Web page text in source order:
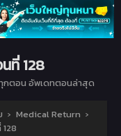
ที่ 128
กตอน อัพเดทตอนล่าสุด
› Medical Return ›